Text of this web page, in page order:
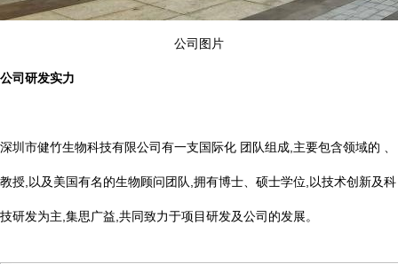
公司图片
公司研发实力
深圳市健竹生物科技有限公司有一支国际化 团队组成,主要包含领域的 、
教授,以及美国有名的生物顾问团队,拥有博士、硕士学位,以技术创新及科
技研发为主,集思广益,共同致力于项目研发及公司的发展。